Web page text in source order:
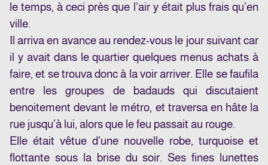
le temps, à ceci près que l’air y était plus frais qu’en
ville.
Il arriva en avance au rendez-vous le jour suivant car
il y avait dans le quartier quelques menus achats à
faire, et se trouva donc à la voir arriver. Elle se faufila
entre les groupes de badauds qui discutaient
benoitement devant le métro, et traversa en hâte la
rue jusqu’à lui, alors que le feu passait au rouge.
Elle était vêtue d’une nouvelle robe, turquoise et
flottante sous la brise du soir. Ses fines lunettes